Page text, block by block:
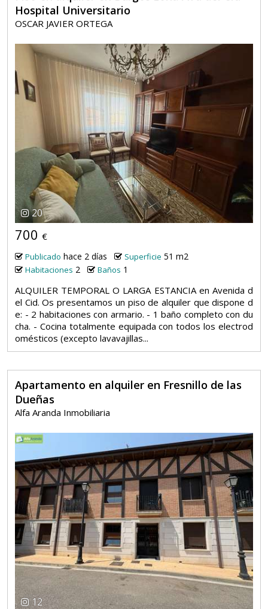
Hospital Universitario
OSCAR JAVIER ORTEGA
20
700 €
Publicado hace 2 días Superficie 51 m2
Habitaciones 2 Baños 1
ALQUILER TEMPORAL O LARGA ESTANCIA en Avenida d
el Cid. Os presentamos un piso de alquiler que dispone d
e: - 2 habitaciones con armario. - 1 baño completo con du
cha. - Cocina totalmente equipada con todos los electrod
omésticos (excepto lavavajillas...
Apartamento en alquiler en Fresnillo de las
Dueñas
Alfa Aranda Inmobiliaria
12